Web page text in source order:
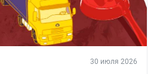
30 июля 2026